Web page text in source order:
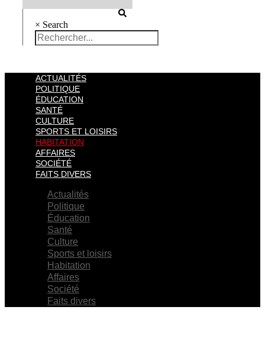
× Search
ACTUALITÉS
POLITIQUE
ÉDUCATION
SANTÉ
CULTURE
SPORTS ET LOISIRS
HABITATION
AFFAIRES
SOCIÉTÉ
FAITS DIVERS
Actualités
Politique
Éducation
Santé
Culture
Sports et loisirs
Habitation
Affaires
Société
Faits divers